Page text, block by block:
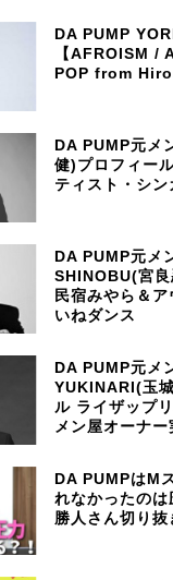
DA PUMP
【AFROISM /
POP from
DA PUMP元メ
健)プロフィー
ティスト・シ
DA PUMP元メ
SHINOBU(宮
民宿みやら＆
いねダンス
DA PUMP元メ
YUKINARI(玉
ル ライザップ
メン屋オーナー
DA PUMPはM
れなかったの
勝人さん切り抜
メゾン・ド・ミュ